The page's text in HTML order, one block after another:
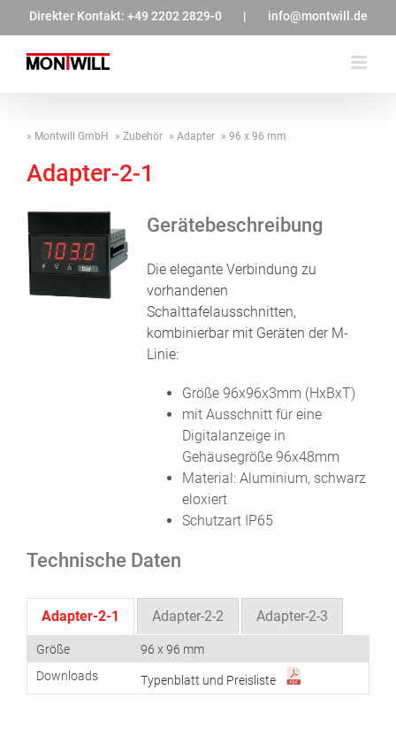
springen
Direkter Kontakt: +49 2202 2829-0 | info@montwill.de
Montwill GmbH Zubehör Adapter 96 x 96 mm
Adapter-2-1
Gerätebeschreibung
Die elegante Verbindung zu
vorhandenen
Schalttafelausschnitten,
kombinierbar mit Geräten der M-
Linie:
Größe 96x96x3mm (HxBxT)
mit Ausschnitt für eine
Digitalanzeige in
Gehäusegröße 96x48mm
Material: Aluminium, schwarz
eloxiert
Schutzart IP65
Technische Daten
Adapter-2-1 Adapter-2-2 Adapter-2-3
Größe
96 x 96 mm
Downloads
Typenblatt und Preisliste